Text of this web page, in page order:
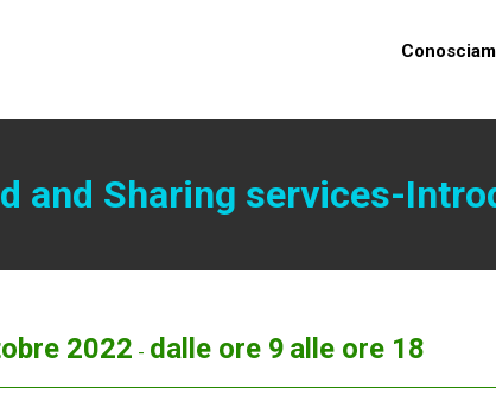
and Sharing services-
2022 - dalle ore 9 alle ore 18